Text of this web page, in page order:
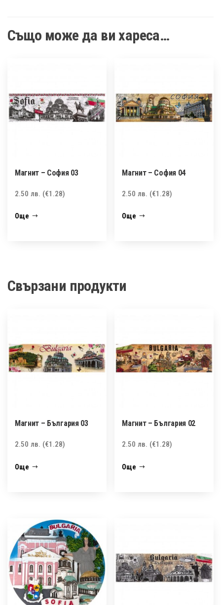
Също може да ви хареса…
Магнит – София 03
2.50 лв. (€1.28)
Още
Магнит – София 04
2.50лв. (€1.28)
Още
Свързани продукти
Магнит – България 03
2.50 лв. (€1.28)
Още
Магнит – България 02
2.50лв. (€1.28)
Още